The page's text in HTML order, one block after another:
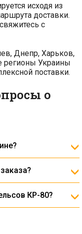
исходя из
доставки.
с
Днепр, Харьков,
регионы Украины
поставки.
о
КР-80?